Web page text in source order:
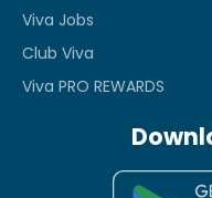
Viva Jobs
Club Viva
Viva PRO REWARDS